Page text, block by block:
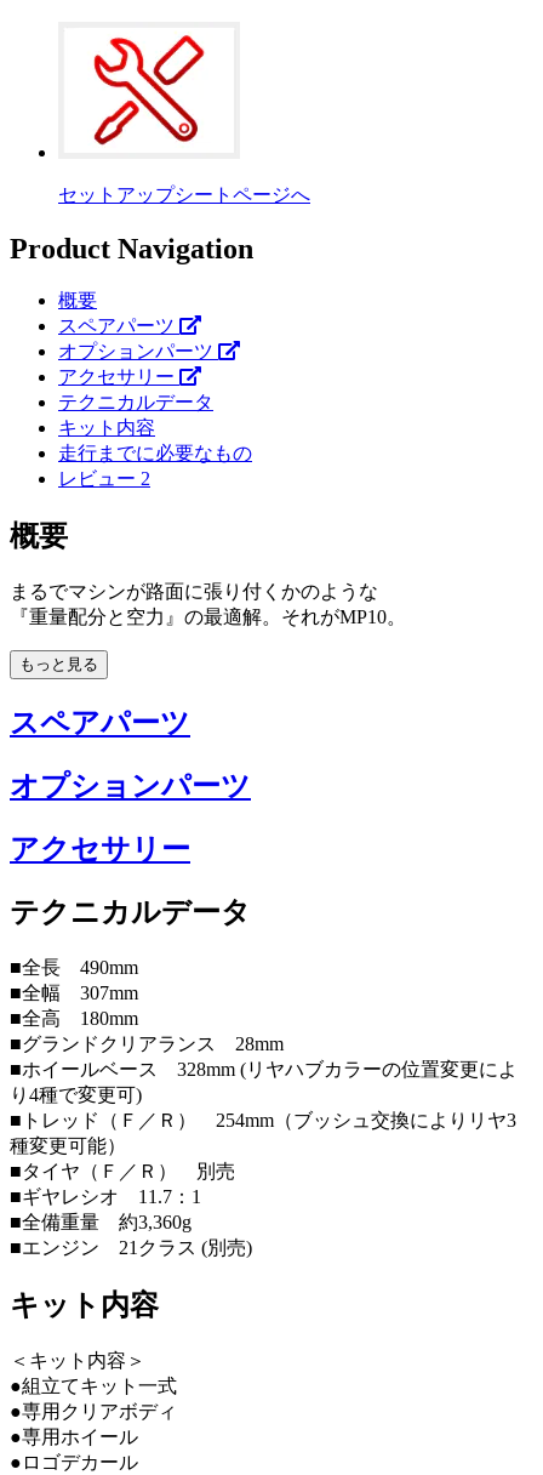
セットアップシートページへ
Product Navigation
概要
スペアパーツ
オプションパーツ
アクセサリー
テクニカルデータ
キット内容
走行までに必要なもの
レビュー 2
概要
まるでマシンが路面に張り付くかのような
『重量配分と空力』の最適解。それがMP10。
もっと見る
スペアパーツ
オプションパーツ
アクセサリー
テクニカルデータ
■全長 490mm
■全幅 307mm
■全高 180mm
■グランドクリアランス 28mm
■ホイールベース 328mm (リヤハブカラーの位置変更によ
り4種で変更可)
■トレッド（Ｆ／Ｒ） 254mm（ブッシュ交換によりリヤ3
種変更可能）
■タイヤ（Ｆ／Ｒ） 別売
■ギヤレシオ 11.7：1
■全備重量 約3,360g
■エンジン 21クラス (別売)
キット内容
＜キット内容＞
●組立てキット一式
●専用クリアボディ
●専用ホイール
●ロゴデカール